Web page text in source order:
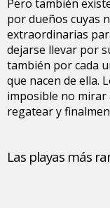
Pero también
por dueños cuyas
extraordinarias
dejarse llevar por
también por cada
que nacen de ella.
imposible no
regatear y
Las playas más